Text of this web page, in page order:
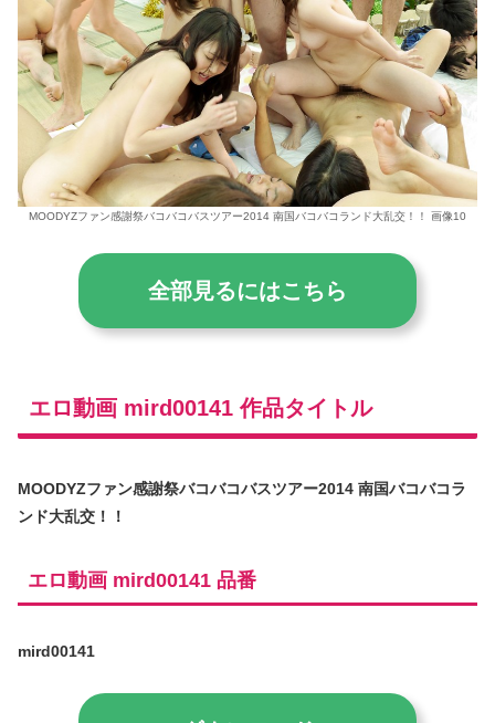
MOODYZファン感謝祭バコバコバスツアー2014 南国バコバコランド大乱交！！ 画像10
全部見るにはこちら
エロ動画 mird00141 作品タイトル
MOODYZファン感謝祭バコバコバスツアー2014 南国バコバコラ
ンド大乱交！！
エロ動画 mird00141 品番
mird00141